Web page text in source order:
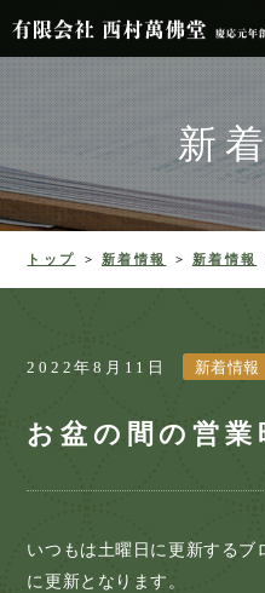
新
トップ 新着情報 新着情報
2022年8月11日 新着情報
お盆の間の営業
いつもは土曜日に更新するブ
に更新となります。